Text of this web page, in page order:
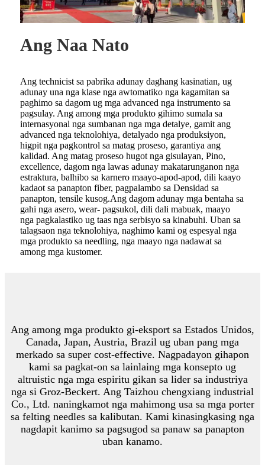
Ang Naa Nato
Ang technicist sa pabrika adunay daghang kasinatian, ug
adunay una nga klase nga awtomatiko nga kagamitan sa
paghimo sa dagom ug mga advanced nga instrumento sa
pagsulay. Ang among mga produkto gihimo sumala sa
internasyonal nga sumbanan nga mga detalye, gamit ang
advanced nga teknolohiya, detalyado nga produksiyon,
higpit nga pagkontrol sa matag proseso, garantiya ang
kalidad. Ang matag proseso hugot nga gisulayan, Pino,
excellence, dagom nga lawas adunay makatarunganon nga
estraktura, balhibo sa karnero maayo-apod-apod, dili kaayo
kadaot sa panapton fiber, pagpalambo sa Densidad sa
panapton, tensile kusog.Ang dagom adunay mga bentaha sa
gahi nga asero, wear- pagsukol, dili dali mabuak, maayo
nga pagkalastiko ug taas nga serbisyo sa kinabuhi. Uban sa
talagsaon nga teknolohiya, naghimo kami og espesyal nga
mga produkto sa needling, nga maayo nga nadawat sa
among mga kustomer.
Ang among mga produkto gi-eksport sa Estados Unidos,
Canada, Japan, Austria, Brazil ug uban pang mga
merkado sa super cost-effective. Nagpadayon gihapon
kami sa pagkat-on sa lainlaing mga konsepto ug
altruistic nga mga espiritu gikan sa lider sa industriya
nga si Groz-Beckert. Ang Taizhou chengxiang industrial
Co., Ltd. naningkamot nga mahimong usa sa mga porter
sa felting needles sa kalibutan. Kami kinasingkasing nga
nagdapit kanimo sa pagsugod sa panaw sa panapton
uban kanamo.